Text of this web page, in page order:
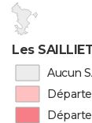
Les
Aucun